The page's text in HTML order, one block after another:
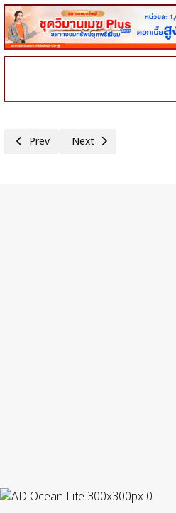
Previous article: ส.อ.ท.ร่วมเวที
Prev Next article: TIJ ผนึก
Next